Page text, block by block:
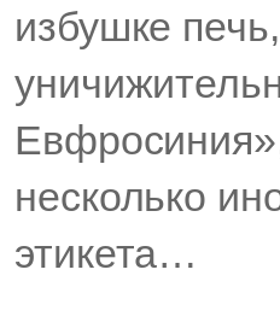
избушке
несколько
этикета…